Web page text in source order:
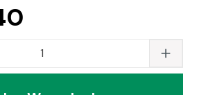
Gib den gewünschten